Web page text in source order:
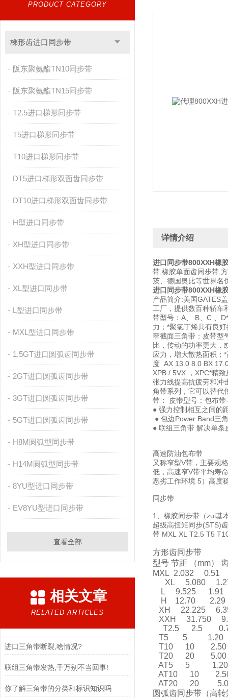
PRODUCT CATEGORY
梯形齿进口同步带
阪东聚氨酯TN10同步带
阪东聚氨酯TN15同步带
T2.5进口梯形同步带
T5进口梯形同步带
T10进口梯形同步带
DT5进口梯形双面齿同步带
DT10进口梯形双面齿同步带
H型进口同步带
XH型进口同步带
XXH型进口同步带
XL型进口同步带
L型进口同步带
MXL型进口同步带
1.5GT进口圆弧齿同步带
2GT进口圆弧齿同步带
3GT进口圆弧齿同步带
5GT进口圆弧齿同步带
H8M圆弧型同步带
H14M圆弧型同步带
8YU型进口同步带
EV8YU型进口同步带
查看全部
相关文章
RELATED ARTICLES
进口三角带断裂,啥情况?
联组三角带发热,千万别不当回事!
你了解三角带的分类和标识知识吗
详情介绍
进口同步带800XXH橡
带,橡胶单面齿同步带,
茨、德国奥比等世界名
进口同步带800XXH橡
产品简介:美国GATES
工厂，提供数百种轿车
带型号：A、 B、C 、
力；*聚氯丁烯具有良
窄截面三角带：皮带型
比，传动的功率更大，
应力，增大散热面积；
度 AX 13.0 8.0 BX
XPB / 5VX ，XPC*精
张力线提高抗疲劳和冲
角带系列，它可以替代
带： 皮带型号：包布
● 强力控制相互之间的
● 包边Power Band三
● 联组三角带 解决单
高速防油包布带
又称窄型V带，主要规
低，高速窄V带平均寿
恶劣工作环境 5）高度
同步带
1、橡胶同步带（zui基
超级高扭矩同步(STS)
带 MXL XL T2.5 T5
方形齿同步带
型号 节距 （mm）
MXL 2.032
XL 5.080
L 9.525
H 12.70
XH 22.225
XXH 31.750
T2.5 2.5
T5 5
T10 10
T20 20
AT5 5
AT10 10
AT20 20
圆弧齿同步带（高